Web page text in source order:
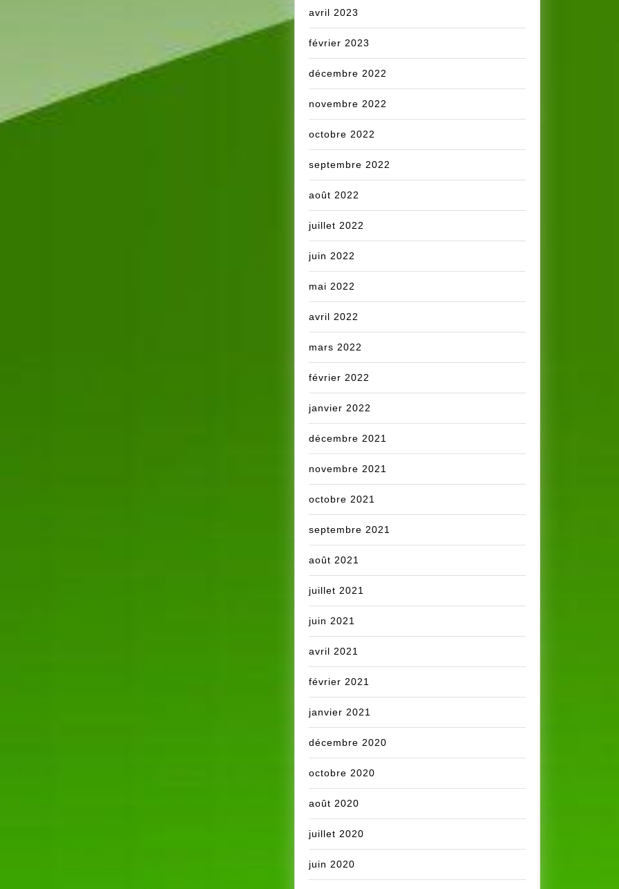
avril 2023
février 2023
décembre 2022
novembre 2022
octobre 2022
septembre 2022
août 2022
juillet 2022
juin 2022
mai 2022
avril 2022
mars 2022
février 2022
janvier 2022
décembre 2021
novembre 2021
octobre 2021
septembre 2021
août 2021
juillet 2021
juin 2021
avril 2021
février 2021
janvier 2021
décembre 2020
octobre 2020
août 2020
juillet 2020
juin 2020